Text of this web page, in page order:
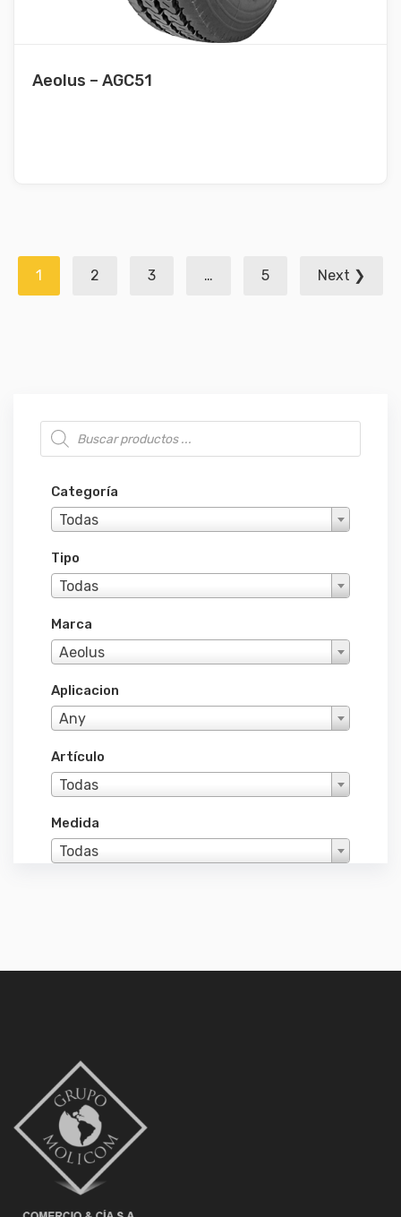
Búsqueda de productos
Categoría
Todas
Tipo
Todas
Marca
Aeolus
Aplicacion
Any
Artículo
Todas
Medida
Todas
Aeolus – AGC51
Navegación
de
1 2 3 … 5 Next ❯